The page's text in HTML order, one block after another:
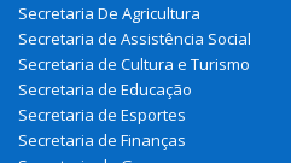
Secretaria De Agricultura
Secretaria de Assistência Social
Secretaria de Cultura e Turismo
Secretaria de Educação
Secretaria de Esportes
Secretaria de Finanças